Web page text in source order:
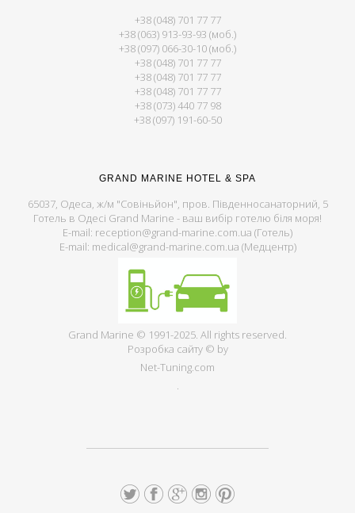
+38 (048) 701 77 77
+38 (063) 913-93-93 (моб.)
+38 (097) 066-30-10 (моб.)
+38 (048) 701 77 77
+38 (048) 701 77 77
+38 (048) 701 77 77
+38 (073) 440 77 98
+38 (097) 191-60-50
GRAND MARINE HOTEL & SPA
65037, Одеса, ж/м "Совіньйон", пров. Південносанаторний, 5
Готель в Одесі Grand Marine - ваш вибір готелю біля моря!
E-mail: reception@grand-marine.com.ua (Готель)
E-mail: medical@grand-marine.com.ua (Медцентр)
Grand Marine © 1991-2025. All rights reserved.
Розробка сайту © by
Net-Tuning.com
.